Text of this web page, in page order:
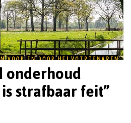
onderhoud
strafbaar feit”